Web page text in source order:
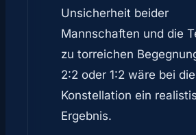
Unsicherheit beider
Mannschaften und die
zu torreichen
2:2 oder 1:2 wäre bei
Konstellation ein
Ergebnis.